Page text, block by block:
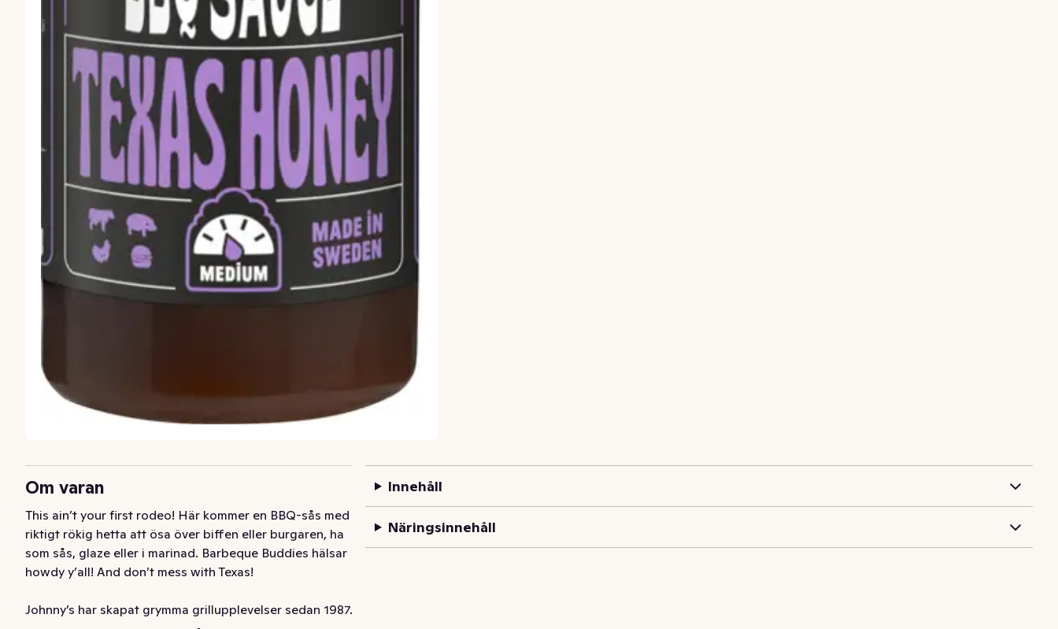
Om varan
This ain’t your first rodeo! Här kommer en BBQ-sås med
riktigt rökig hetta att ösa över biffen eller burgaren, ha
som sås, glaze eller i marinad. Barbeque Buddies hälsar
howdy y’all! And don’t mess with Texas!
Johnny’s har skapat grymma grillupplevelser sedan 1987.
Innehåll
Näringsinnehåll